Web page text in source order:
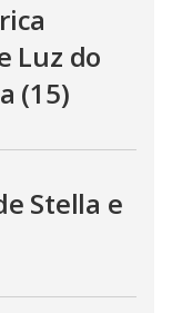
Luz do
(15)
Stella e